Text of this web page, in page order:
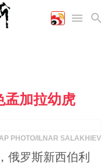
孟加拉幼虎
PHOTO/ILNAR SALAKHIEV
俄罗斯新西伯利